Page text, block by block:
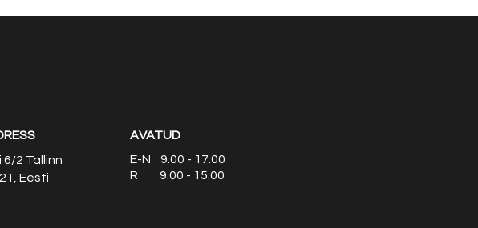
6/2 Tallinn
Eesti
AVATUD
E-N 9.00 - 17.00
R 9.00 - 15.00